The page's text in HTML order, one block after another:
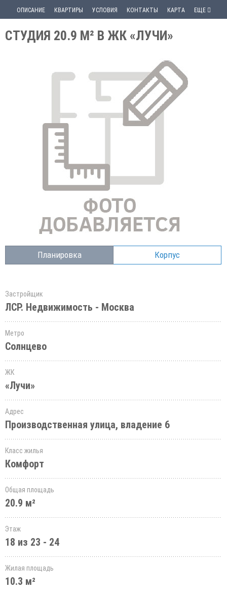
ОПИСАНИЕ КВАРТИРЫ УСЛОВИЯ КОНТАКТЫ КАРТА ЕЩЕ
СТУДИЯ 20.9 М² В ЖК «ЛУЧИ»
Планировка Корпус
Застройщик
ЛСР. Недвижимость - Москва
Метро
Солнцево
ЖК
«Лучи»
Адрес
Производственная улица, владение 6
Класс жилья
Комфорт
Общая площадь
20.9 м²
Этаж
18 из 23 - 24
Жилая площадь
10.3 м²